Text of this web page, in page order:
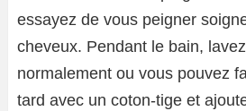
essayez de vous peigner
cheveux. Pendant le bain,
normalement ou vous pouvez
tard avec un coton-tige et